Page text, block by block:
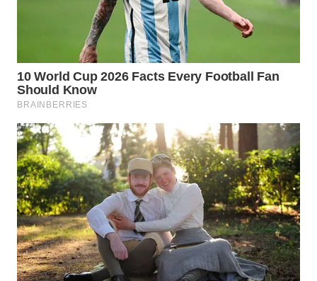
WN
SOLO
BOROBUDUR
WN
MADURA
WN
SURABAYA
WN